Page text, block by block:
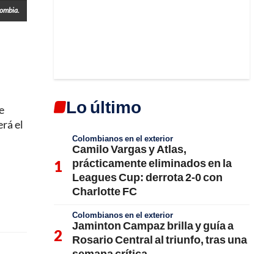
el
Lo último
Colombianos en el exterior
Camilo Vargas y Atlas,
prácticamente eliminados en la
Leagues Cup: derrota 2-0 con
Charlotte FC
Colombianos en el exterior
Jaminton Campaz brilla y guía a
Rosario Central al triunfo, tras una